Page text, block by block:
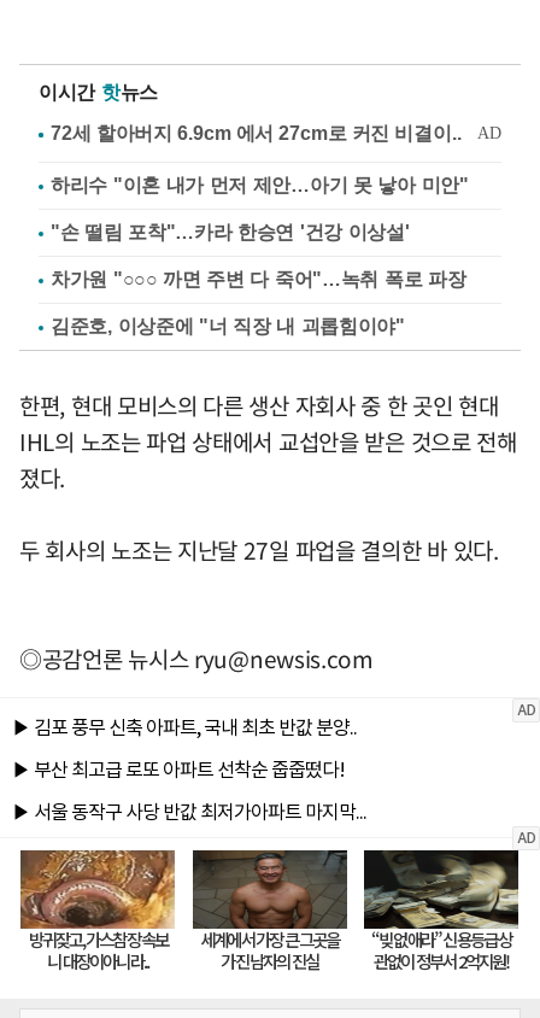
이시간 핫뉴스
하리수 "이혼 내가 먼저 제안…아기 못 낳아 미안"
"손 떨림 포착"…카라 한승연 '건강 이상설'
차가원 "○○○ 까면 주변 다 죽어"…녹취 폭로 파장
김준호, 이상준에 "너 직장 내 괴롭힘이야"
한편, 현대 모비스의 다른 생산 자회사 중 한 곳인 현대
IHL의 노조는 파업 상태에서 교섭안을 받은 것으로 전해
졌다.
두 회사의 노조는 지난달 27일 파업을 결의한 바 있다.
◎공감언론 뉴시스ryu@newsis.com